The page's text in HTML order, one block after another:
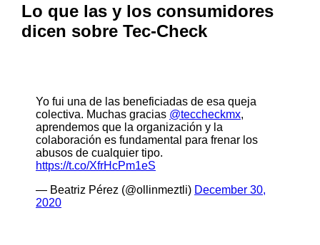
Lo que las y los consumidores
dicen sobre Tec-Check
Yo fui una de las beneficiadas de esa queja
colectiva. Muchas gracias @teccheckmx,
aprendemos que la organización y la
colaboración es fundamental para frenar los
abusos de cualquier tipo.
https://t.co/XfrHcPm1eS
— Beatriz Pérez (@ollinmeztli) December 30,
2020